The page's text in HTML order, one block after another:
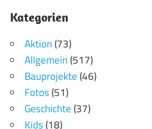
Beiträge
Kategorien
Aktion(73)
Allgemein(517)
Bauprojekte(46)
Fotos(51)
Geschichte(37)
Kids(18)